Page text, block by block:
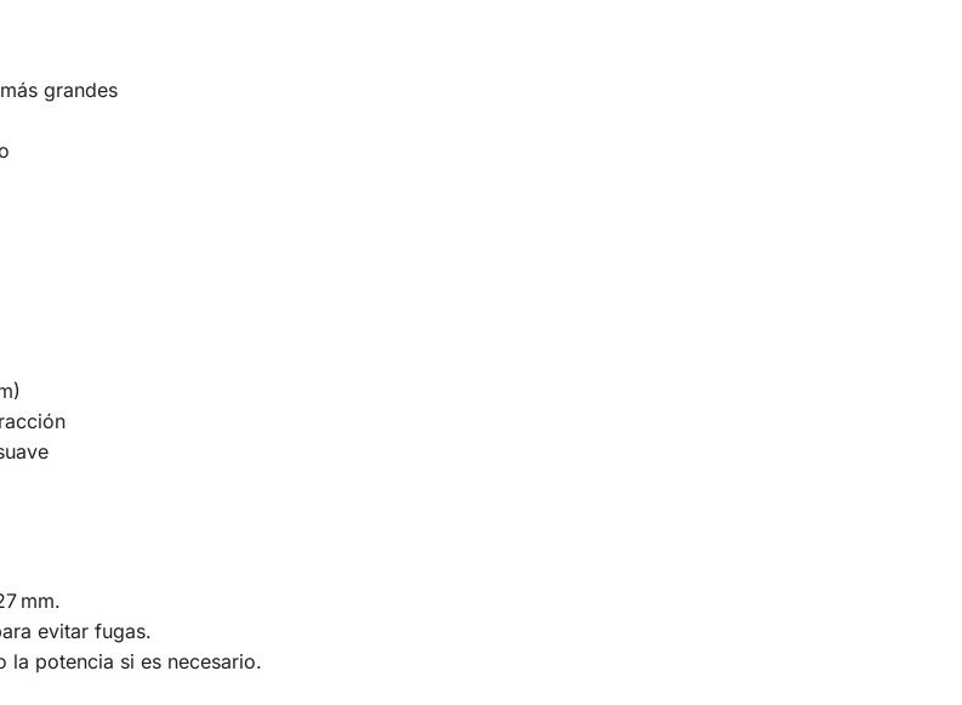
grandes
mm.
evitar fugas.
la potencia si es necesario.